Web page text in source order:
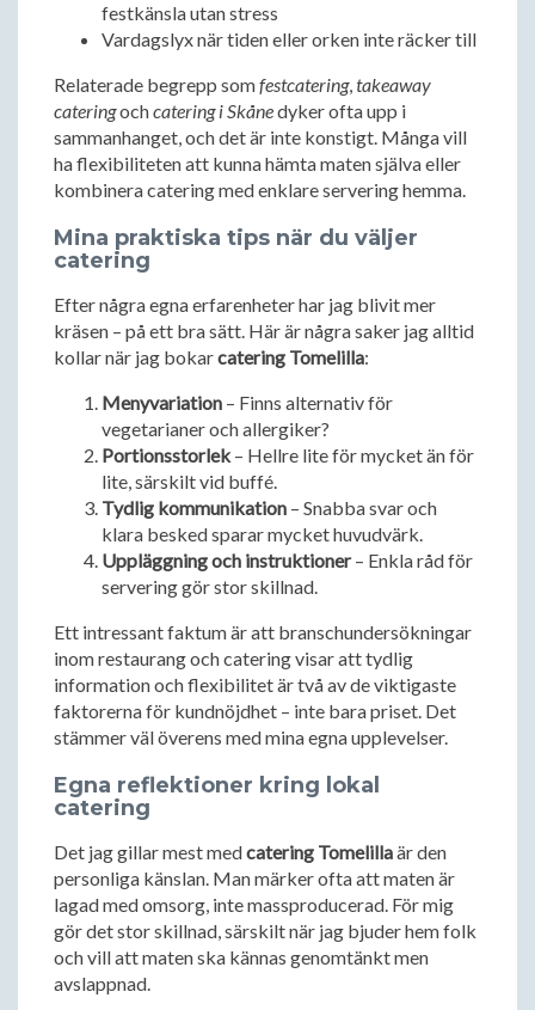
festkänsla utan stress
Vardagslyx när tiden eller orken inte räcker till
Relaterade begrepp somfestcatering,takeaway
cateringochcatering i Skånedyker ofta upp i
sammanhanget, och det är inte konstigt. Många vill
ha flexibiliteten att kunna hämta maten själva eller
kombinera catering med enklare servering hemma.
Mina praktiska tips när du väljer
catering
Efter några egna erfarenheter har jag blivit mer
kräsen – på ett bra sätt. Här är några saker jag alltid
kollar när jag bokarcatering Tomelilla:
Menyvariation – Finns alternativ för
vegetarianer och allergiker?
Portionsstorlek– Hellre lite för mycket än för
lite, särskilt vid buffé.
Tydlig kommunikation – Snabba svar och
klara besked sparar mycket huvudvärk.
Uppläggning och instruktioner– Enkla råd för
servering gör stor skillnad.
Ett intressant faktum är att branschundersökningar
inom restaurang och catering visar att tydlig
information och flexibilitet är två av de viktigaste
faktorerna för kundnöjdhet – inte bara priset. Det
stämmer väl överens med mina egna upplevelser.
Egna reflektioner kring lokal
catering
Det jag gillar mest medcatering Tomelillaär den
personliga känslan. Man märker ofta att maten är
lagad med omsorg, inte massproducerad. För mig
gör det stor skillnad, särskilt när jag bjuder hem folk
och vill att maten ska kännas genomtänkt men
avslappnad.